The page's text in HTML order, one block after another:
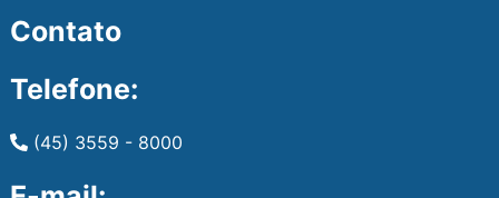
Contato
Telefone:
(45) 3559 - 8000